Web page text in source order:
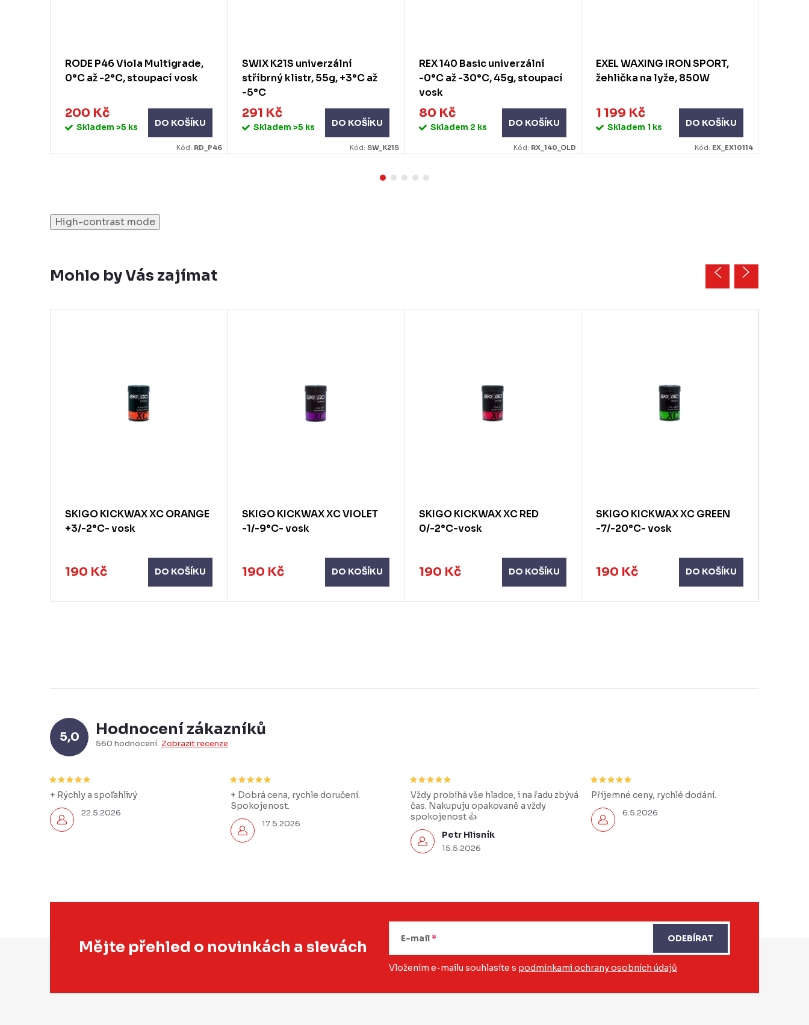
RODE P46 Viola Multigrade,
0°C až -2°C, stoupací vosk
200 Kč
Skladem >5 ks DO KOŠÍKU
Kód: RD_P46
SWIX K21S univerzální
stříbrný klistr, 55g, +3°C až
-5°C
291 Kč
Skladem >5 ks DO KOŠÍKU
Kód: SW_K21S
REX 140 Basic univerzální
-0°C až -30°C, 45g, stoupací
vosk
80 Kč
Skladem 2 ks DO KOŠÍKU
Kód: RX_140_OLD
EXEL WAXING IRON SPORT,
žehlička na lyže, 850W
1 199 Kč
Skladem 1 ks DO KOŠÍKU
Kód: EX_EX10114
High-contrast mode
Mohlo by Vás zajímat
SKIGO KICKWAX XC ORANGE
+3/-2°C- vosk
190 Kč DO KOŠÍKU
SKIGO KICKWAX XC VIOLET
-1/-9°C- vosk
190 Kč DO KOŠÍKU
SKIGO KICKWAX XC RED
0/-2°C-vosk
190 Kč DO KOŠÍKU
SKIGO KICKWAX XC GREEN
-7/-20°C- vosk
190 Kč DO KOŠÍKU
5,0 Hodnocení zákazníků
560 hodnocení Zobrazit recenze
22.5.2026
+ Rýchly a spoľahlivý
17.5.2026
+ Dobrá cena, rychle doručení.
Spokojenost.
Petr Hlisník
15.5.2026
Vždy probíhá vše hladce, i na řadu zbývá
čas. Nakupuju opakovaně a vždy
spokojenost 👍
6.5.2026
Příjemné ceny, rychlé dodání.
Mějte přehled o novinkách a slevách E-mail
Vložením e-mailu souhlasíte s podmínkami ochrany osobních údajů
ODEBÍRAT